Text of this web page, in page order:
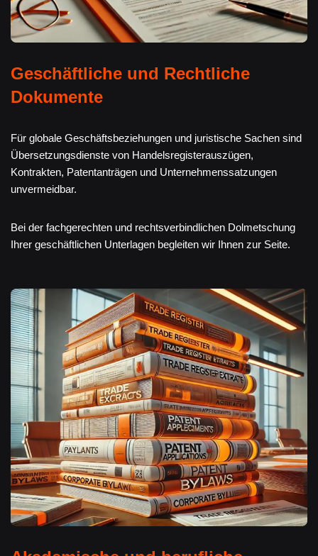
Geschäftliche und Rechtliche
Dokumente
Für globale Geschäftsbeziehungen und juristische Sachen sind
Übersetzungsdienste von Handelsregisterauszügen,
Kontrakten, Patentanträgen und Unternehmenssatzungen
unvermeidbar.
Bei der fachgerechten und rechtsverbindlichen Dolmetschung
Ihrer geschäftlichen Unterlagen begleiten wir Ihnen zur Seite.